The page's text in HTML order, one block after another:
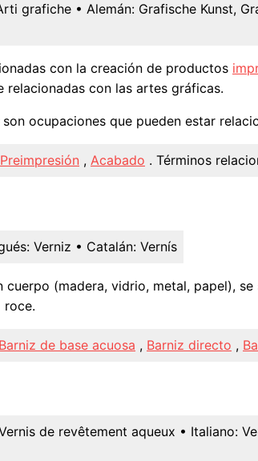
grafiche • Alemán: Grafische Kunst,
con la creación de productos
relacionadas con las artes gráficas.
ocupaciones que pueden estar
Preimpresión , Acabado . Términos
Verniz • Catalán: Vernís
(madera, vidrio, metal, papel),
roce.
Barniz de base acuosa , Barniz directo ,
de revêtement aqueux • Italiano: